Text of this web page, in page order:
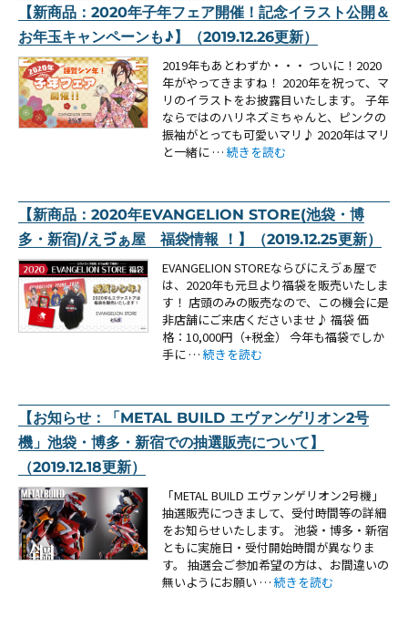
【新商品：2020年子年フェア開催！記念イラスト公開＆
お年玉キャンペーンも♪】（2019.12.26更新）
2019年もあとわずか・・・ ついに！2020
年がやってきますね！ 2020年を祝って、マ
リのイラストをお披露目いたします。 子年
ならではのハリネズミちゃんと、ピンクの
振袖がとっても可愛いマリ♪ 2020年はマリ
と一緒に … “【新商品：2020年子年フェア開
続きを読む
【新商品：2020年EVANGELION STORE(池袋・博
多・新宿)/えゔぁ屋 福袋情報 ！】（2019.12.25更新）
EVANGELION STOREならびにえゔぁ屋で
は、2020年も元旦より福袋を販売いたしま
す！ 店頭のみの販売なので、この機会に是
非店舗にご来店くださいませ♪ 福袋 価
格：10,000円（+税金） 今年も福袋でしか
手に … “【新商品：2020年EVANGELION
続きを読む
【お知らせ：「METAL BUILD エヴァンゲリオン2号
機」池袋・博多・新宿での抽選販売について】
（2019.12.18更新）
「METAL BUILD エヴァンゲリオン2号機」
抽選販売につきまして、受付時間等の詳細
をお知らせいたします。 池袋・博多・新宿
ともに実施日・受付開始時間が異なりま
す。 抽選会ご参加希望の方は、お間違いの
無いようにお願い … “【お知らせ：「METAL
続きを読む